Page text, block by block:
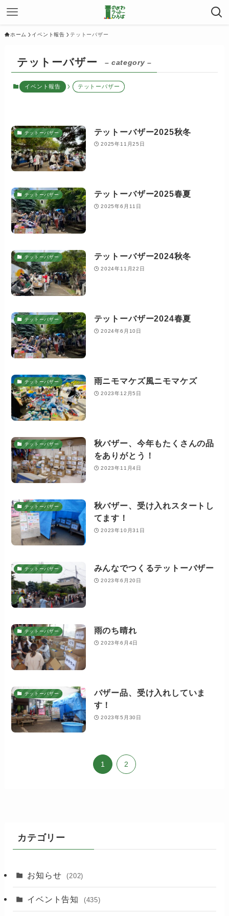
ホーム イベント報告 テットーバザー
テットーバザー – category –
イベント報告 テットーバザー
テットーバザー テットーバザー2025秋冬
2025年11月25日
テットーバザー テットーバザー2025春夏
2025年6月11日
テットーバザー テットーバザー2024秋冬
2024年11月22日
テットーバザー テットーバザー2024春夏
2024年6月10日
テットーバザー 雨ニモマケズ風ニモマケズ
2023年12月5日
テットーバザー
秋バザー、今年もたくさんの品
をありがとう！
2023年11月4日
テットーバザー
秋バザー、受け入れスタートし
てます！
2023年10月31日
テットーバザー みんなでつくるテットーバザー
2023年6月20日
テットーバザー 雨のち晴れ
2023年6月4日
テットーバザー
バザー品、受け入れしていま
す！
2023年5月30日
1 2
カテゴリー
お知らせ (202)
イベント告知 (435)